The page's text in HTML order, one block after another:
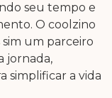
seu tempo e
O coolzino
um parceiro
jornada,
simplificar a vida